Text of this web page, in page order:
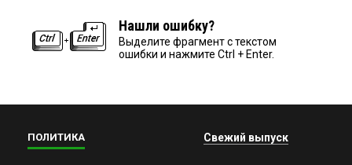
Нашли ошибку?
Выделите фрагмент с текстом
ошибки и нажмите Ctrl + Enter.
ПОЛИТИКА Свежий выпуск